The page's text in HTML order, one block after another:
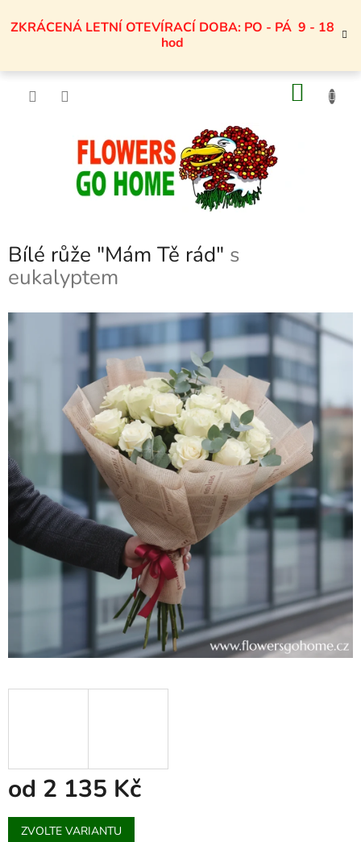
naZKRÁCENÁ LETNÍ OTEVÍRACÍ DOBA: PO - PÁ 9 - 18
hod
Bílé růže "Mám Tě rád" s
eukalyptem
od 2 135 Kč
Měrná
cena:
ZVOLTE VARIANTU